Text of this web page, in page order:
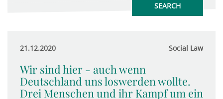
21.12.2020 Social Law
Wir sind hier - auch wenn
Deutschland uns loswerden wollte.
Drei Menschen und ihr Kampf um ein